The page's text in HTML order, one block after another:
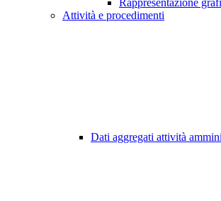
Rappresentazione
Attività e procedimenti
Dati aggregati attività